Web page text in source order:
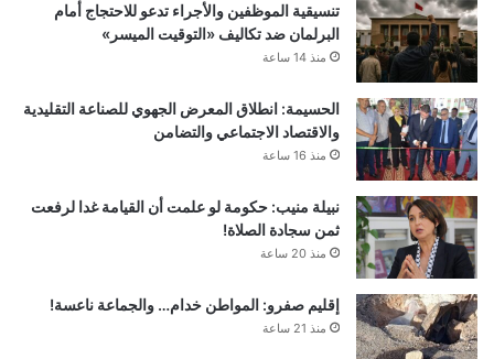
تنسيقية الموظفين والأجراء تدعو للاحتجاج أمام
البرلمان ضد تكاليف «التوقيت الميسر»
منذ 14 ساعة
الحسيمة: انطلاق المعرض الجهوي للصناعة التقليدية
والاقتصاد الاجتماعي والتضامن
منذ 16 ساعة
نبيلة منيب: حكومة لو علمت أن القيامة غدا لرفعت
ثمن سجادة الصلاة!
منذ 20 ساعة
إقليم صفرو: المواطن خدام… والجماعة ناعسة!
منذ 21 ساعة